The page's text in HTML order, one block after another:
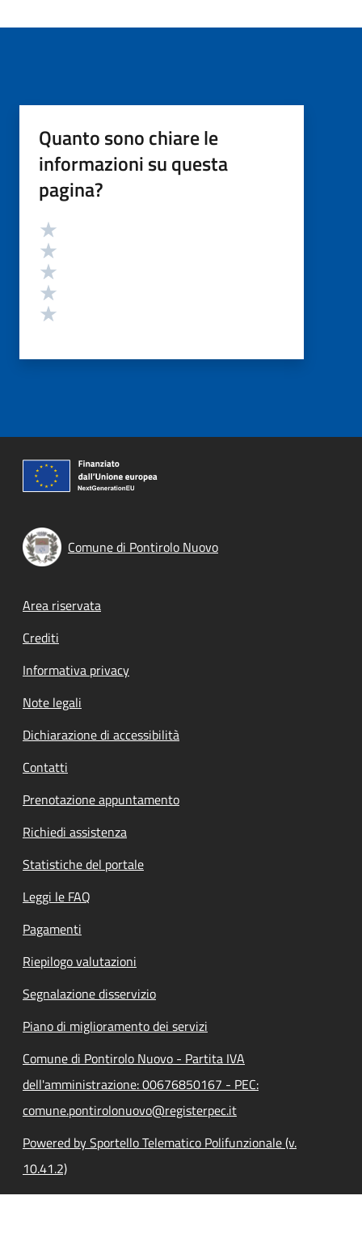
Quanto sono chiare le
informazioni su questa
pagina?
Valutazione
Comune di Pontirolo Nuovo
Footer menu
Area riservata
Crediti
Informativa privacy
Note legali
Dichiarazione di accessibilità
Contatti
Prenotazione appuntamento
Richiedi assistenza
Statistiche del portale
Leggi le FAQ
Pagamenti
Riepilogo valutazioni
Segnalazione disservizio
Piano di miglioramento dei servizi
Comune di Pontirolo Nuovo - Partita IVA
dell'amministrazione: 00676850167 - PEC:
comune.pontirolonuovo@registerpec.it
Powered by Sportello Telematico Polifunzionale (v.
10.41.2)